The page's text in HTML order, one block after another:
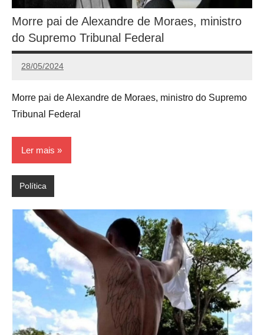
Morre pai de Alexandre de Moraes, ministro
do Supremo Tribunal Federal
28/05/2024
Calango
Morre pai de Alexandre de Moraes, ministro do Supremo
Tribunal Federal
Ler mais
Política